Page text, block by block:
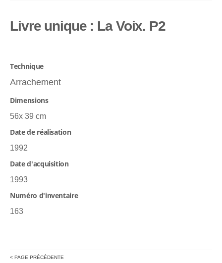
Livre unique : La Voix. P2
Technique
Arrachement
Dimensions
56x 39 cm
Date de réalisation
1992
Date d'acquisition
1993
Numéro d'inventaire
163
< PAGE PRÉCÉDENTE